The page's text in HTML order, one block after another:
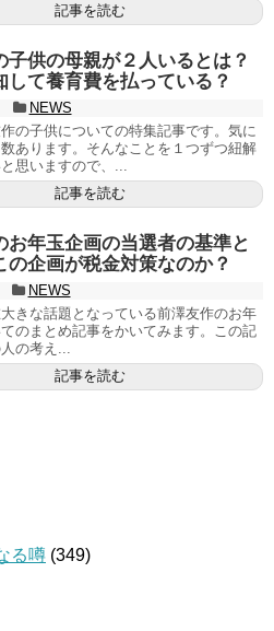
記事を読む
子供の母親が２人いるとは？
して養育費を払っている？
NEWS
の子供についての特集記事です。気に
あります。そんなことを１つずつ紐解
思いますので、...
記事を読む
お年玉企画の当選者の基準と
の企画が税金対策なのか？
NEWS
きな話題となっている前澤友作のお年
のまとめ記事をかいてみます。この記
の考え...
記事を読む
る噂 (349)